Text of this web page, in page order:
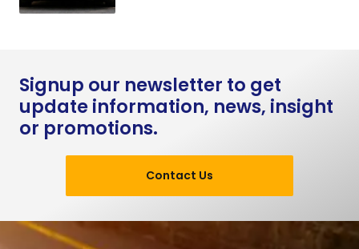
Signup our newsletter to get
update information, news, insight
or promotions.
Contact Us